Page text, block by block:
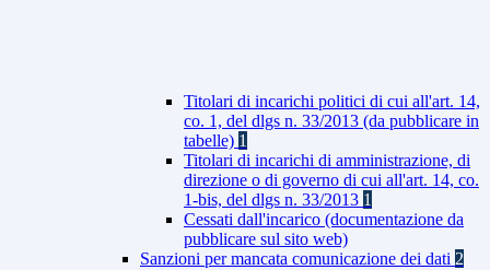
Titolari di incarichi politici di cui all'art. 14,
co. 1, del dlgs n. 33/2013 (da pubblicare in
tabelle) 1
Titolari di incarichi di amministrazione, di
direzione o di governo di cui all'art. 14, co.
1-bis, del dlgs n. 33/2013 1
Cessati dall'incarico (documentazione da
pubblicare sul sito web)
Sanzioni per mancata comunicazione dei dati 2